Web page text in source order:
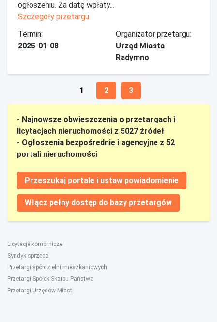
ogłoszeniu. Za datę wpłaty...
Szczegóły przetargu
Termin:
2025-01-08
Organizator przetargu:
Urząd Miasta
Radymno
1 2 3
- Najnowsze obwieszczenia o przetargach i
licytacjach nieruchomości z 5027 źródeł
- Ogłoszenia bezpośrednie i agencyjne z 52
portali nieruchomości
Przeszukaj portale i ustaw powiadomienie
Włącz pełny dostęp do bazy przetargów
Licytacje komornicze
Syndyk sprzeda
Przetargi spółdzielni mieszkaniowych
Przetargi Spółek Skarbu Państwa
Przetargi Urzędów Miast